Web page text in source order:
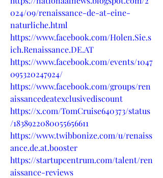
024/09/renaissance-de-at-eine-
naturliche.html
https://www.facebook.com/Holen.Sie.s
ich.Renaissance.DE.AT
https://www.facebook.com/events/1047
095320247924/
https://www.facebook.com/groups/ren
aissancedeatexclusivediscount
https://x.com/TomCruise640373/status
/1838922080055656611
https://www.twibbonize.com/u/renaiss
ance.de.at.booster
https://startupcentrum.com/talent/ren
aissance-reviews